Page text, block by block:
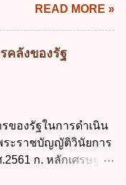
นไป 4. วันที่ 14
นไป ข้อ 2. พระราช
พ.ศ. 2561 ไม่ได้
1. พระราชบัญญัติวิธี
2. พระราชบัญญัติ
ที่ 3) พ.ศ. 2511 3.
องคณะปฏิวัติ ฉบับที่
2515 ข้อ 3. ข้อใดไม่
มีอำนาจออกกฎเพื่อ
READ MORE »
คลังของรัฐ
ของรัฐในการดำเนิน
ระราชบัญญัติวินัยการ
ก. หลักเศรษฐกิจ